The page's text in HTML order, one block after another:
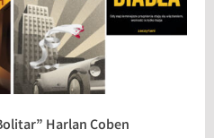
Harlan Coben